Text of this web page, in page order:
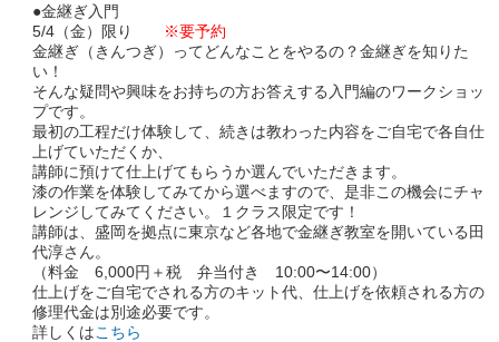
●金継ぎ入門
5/4（金）限り
※要予約
金継ぎ（きんつぎ）ってどんなことをやるの？金継ぎを知りた
い！
そんな疑問や興味をお持ちの方お答えする入門編のワークショッ
プです。
最初の工程だけ体験して、続きは教わった内容をご自宅で各自仕
上げていただくか、
講師に預けて仕上げてもらうか選んでいただきます。
漆の作業を体験してみてから選べますので、是非この機会にチャ
レンジしてみてください。１クラス限定です！
講師は、盛岡を拠点に東京など各地で金継ぎ教室を開いている田
代淳さん。
（料金 6,000円＋税 弁当付き 10:00〜14:00）
仕上げをご自宅でされる方のキット代、仕上げを依頼される方の
修理代金は別途必要です。
詳しくはこちら